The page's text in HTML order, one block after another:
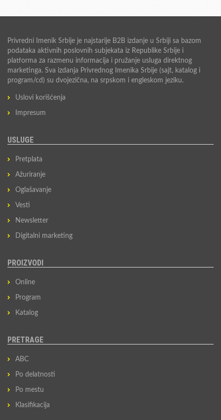
Privredni Imenik Srbije je najstarije B2B izdanje u Srbiji sa bazom
podataka aktivnih poslovnih subjekata iz Republike Srbije i
platforma za razmenu informacija i pružanje usluga direktnog
marketinga. Sva izdanja Privrednog Imenika Srbije (sajt, katalog i
program/cd) su dvojezična, na srpskom i engleskom jeziku.
Uslovi korišćenja
Impresum
USLUGE
Pretplata
Ažuriranje
Oglašavanje
Vesti
Newsletter
Digitalni marketing
PROIZVODI
Online
Program
Katalog
PRETRAGE
ABC
Po delatnosti
Po mestu
Klasifikacija